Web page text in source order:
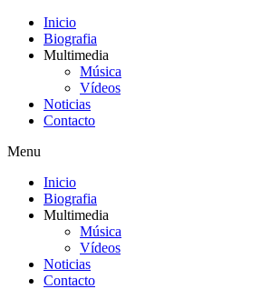
Inicio
Biografia
Multimedia
Música
Vídeos
Noticias
Contacto
Menu
Inicio
Biografia
Multimedia
Música
Vídeos
Noticias
Contacto